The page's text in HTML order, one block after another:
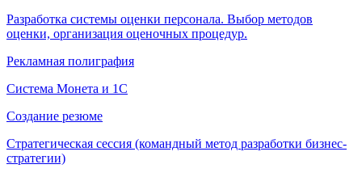
Разработка системы оценки персонала. Выбор методов
оценки, организация оценочных процедур.
Рекламная полиграфия
Система Монета и 1С
Создание резюме
Стратегическая сессия (командный метод разработки бизнес-
стратегии)